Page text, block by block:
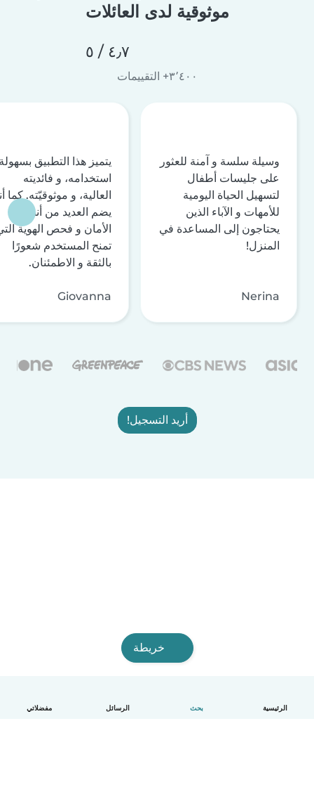
الرئيسية بحث الرسائل مفضلاتي
موثوقية لدى العائلات
٤٫٧ / ٥
٣٬٤٠٠+ التقييمات
وسيلة سلسة و آمنة للعثور
على جليسات أطفال
لتسهيل الحياة اليومية
للأمهات و الآباء الذين
يحتاجون إلى المساعدة في
المنزل!
Nerina
يتميز هذا التطبيق
استخدامه، و فائديته
العالية، و موثوقيّته. كما
يضم العديد من أنظمة
الأمان و فحص الهوية
تمنح المستخدم شعورًا
بالثقة و الاطمئنان.
Giovanna
أريد التسجيل!
خريطة